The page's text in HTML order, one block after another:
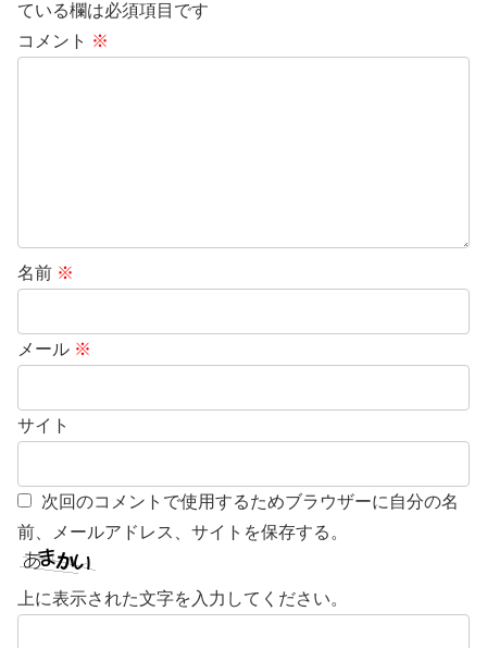
ている欄は必須項目です
コメント ※
名前 ※
メール ※
サイト
次回のコメントで使用するためブラウザーに自分の名
前、メールアドレス、サイトを保存する。
上に表示された文字を入力してください。